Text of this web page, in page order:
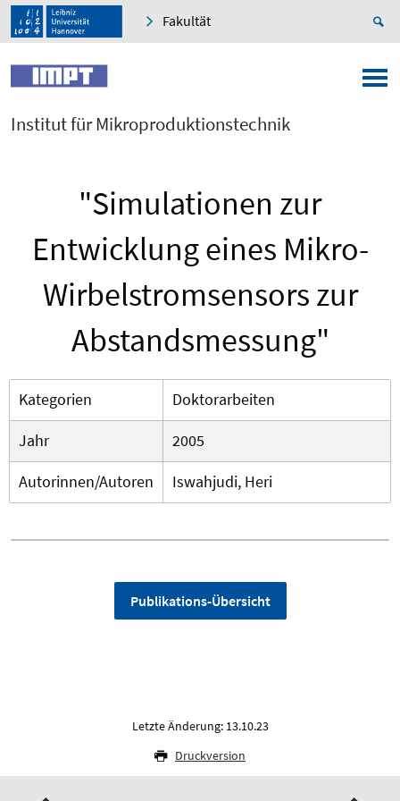
Fakultät
Institut für Mikroproduktionstechnik
"Simulationen zur
Entwicklung eines Mikro-
Wirbelstromsensors zur
Abstandsmessung"
Kategorien
Doktorarbeiten
Jahr
2005
Autorinnen/Autoren
Iswahjudi, Heri
Publikations-Übersicht
Letzte Änderung: 13.10.23
Druckversion